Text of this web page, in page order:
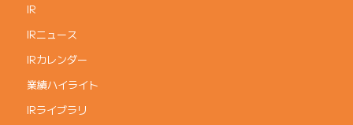
IR
IRニュース
IRカレンダー
業績ハイライト
IRライブラリ